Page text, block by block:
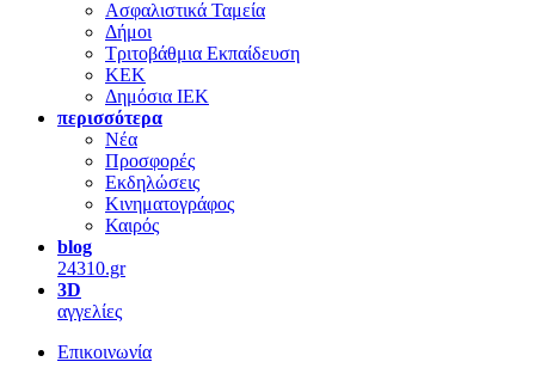
Ασφαλιστικά Ταμεία
Δήμοι
Τριτοβάθμια Εκπαίδευση
ΚΕΚ
Δημόσια ΙΕΚ
περισσότερα
Νέα
Προσφορές
Εκδηλώσεις
Κινηματογράφος
Καιρός
blog
24310.gr
3D
αγγελίες
Επικοινωνία